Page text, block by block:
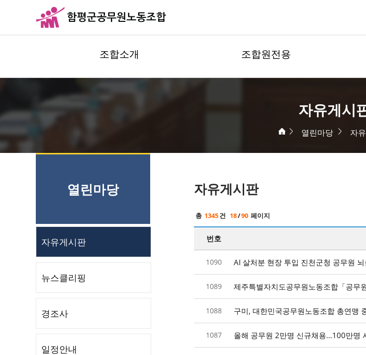
조합소개 조합원전용
자유게시
열린마당 자
열린마당
자유게시판
뉴스클리핑
경조사
일정안내
자유게시판
총 1345건 18/90 페이지
번호
AI 살처분 현장 투입 진천군청 공무원
1090
제주특별자치도공무원노동조합「공무
1089
구미, 대한민국공무원노동조합 총연맹
1088
올해 공무원 2만명 신규채용…100만명
1087